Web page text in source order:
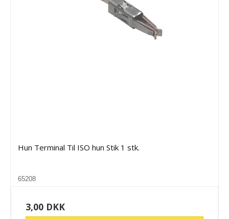
Hun Terminal Til ISO hun Stik 1 stk.
65208
3,00 DKK